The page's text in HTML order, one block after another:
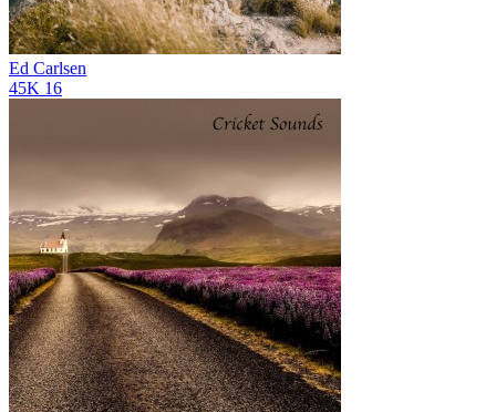
Ed Carlsen
45K 16